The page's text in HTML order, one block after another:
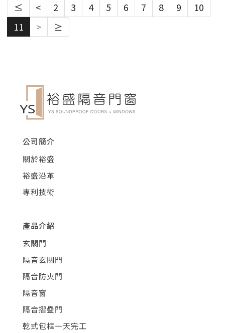
≤ < 2 3 4 5 6 7 8 9
10
11
> ≥
公司簡介
關於裕盛
裕盛沿革
專利技術
產品介紹
玄關門
隔音玄關門
隔音防火門
隔音窗
隔音摺疊門
乾式包框一天完工